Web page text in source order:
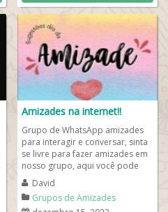
Amizades na internet!!
Grupo de WhatsApp amizades
para interagir e conversar, sinta
se livre para fazer amizades em
nosso grupo, aqui você pode
conversar sobre musicas,
jogos,...
David
Grupos de Amizades